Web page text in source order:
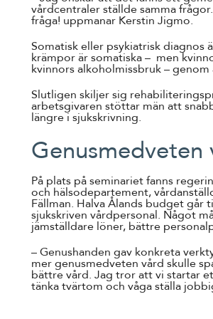
vårdcentraler ställde samma
fråga! uppmanar Kerstin Jigmo.
Somatisk eller psykiatrisk diagnos
krämpor är somatiska – men
kvinnors alkoholmissbruk –
Slutligen skiljer sig
arbetsgivaren stöttar män att
längre i sjukskrivning.
På plats på seminariet fanns
och hälsodepartement,
Fällman. Halva Ålands budget går
sjukskriven vårdpersonal. Något
jämställdare löner, bättre
– Genushanden gav konkreta
mer genusmedveten vård skulle
bättre vård. Jag tror att vi startar
tänka tvärtom och våga ställa